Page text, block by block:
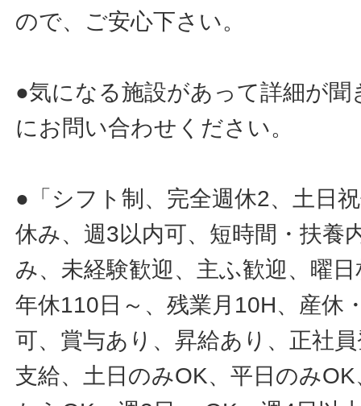
ので、ご安心下さい。
●気になる施設があって詳細が
にお問い合わせください。
●「シフト制、完全週休2、土日
休み、週3以内可、短時間・扶養
み、未経験歓迎、主ふ歓迎、曜
年休110日～、残業月10H、産休
可、賞与あり、昇給あり、正社
支給、土日のみOK、平日のみ